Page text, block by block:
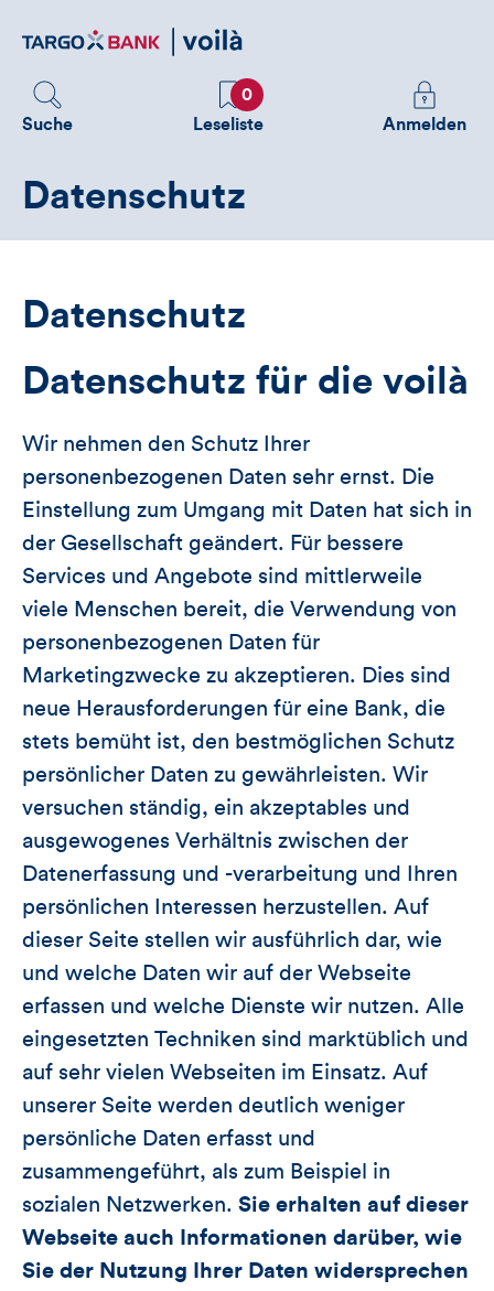
zum
Suche
Favoriten
0
Leseliste
Melden
Sie
Anmelden
Datenschutz
Datenschutz
Datenschutz für die voilà
Wir nehmen den Schutz Ihrer
personenbezogenen Daten sehr ernst. Die
Einstellung zum Umgang mit Daten hat sich in
der Gesellschaft geändert. Für bessere
Services und Angebote sind mittlerweile
viele Menschen bereit, die Verwendung von
personenbezogenen Daten für
Marketingzwecke zu akzeptieren. Dies sind
neue Herausforderungen für eine Bank, die
stets bemüht ist, den bestmöglichen Schutz
persönlicher Daten zu gewährleisten. Wir
versuchen ständig, ein akzeptables und
ausgewogenes Verhältnis zwischen der
Datenerfassung und -verarbeitung und Ihren
persönlichen Interessen herzustellen. Auf
dieser Seite stellen wir ausführlich dar, wie
und welche Daten wir auf der Webseite
erfassen und welche Dienste wir nutzen. Alle
eingesetzten Techniken sind marktüblich und
auf sehr vielen Webseiten im Einsatz. Auf
unserer Seite werden deutlich weniger
persönliche Daten erfasst und
zusammengeführt, als zum Beispiel in
sozialen Netzwerken. Sie erhalten auf dieser
Webseite auch Informationen darüber, wie
Sie der Nutzung Ihrer Daten widersprechen